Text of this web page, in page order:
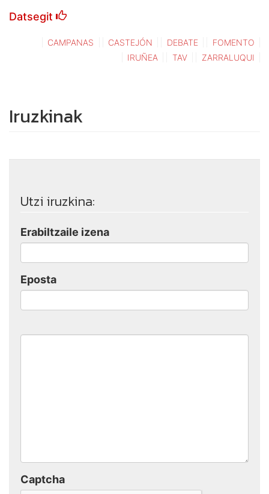
Datsegit
CAMPANAS CASTEJÓN DEBATE
FOMENTO
IRUÑEA
TAV ZARRALUQUI
Iruzkinak
Utzi iruzkina:
Erabiltzaile izena
Eposta
Captcha